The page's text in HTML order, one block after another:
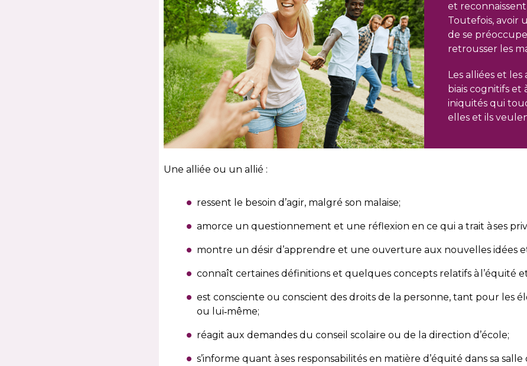
et
Toutefois, avoir
de se
retrousser les
Les alliées et
biais cognitifs
iniquités qui
elles et ils
Une alliée ou un allié :
ressent le besoin d’agir, malgré son malaise;
amorce un questionnement et une réflexion en ce qui a trait à ses
montre un désir d’apprendre et une ouverture aux nouvelles idées
connaît certaines définitions et quelques concepts relatifs à l’équité
est consciente ou conscient des droits de la personne, tant pour les
ou lui‑même;
réagit aux demandes du conseil scolaire ou de la direction d’école;
s’informe quant à ses responsabilités en matière d’équité dans sa